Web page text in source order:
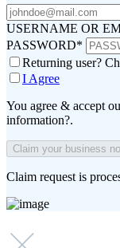
USERNAME OR
PASSWORD*
Returning user?
I Agree
You agree & accept
information?.
Claim request is